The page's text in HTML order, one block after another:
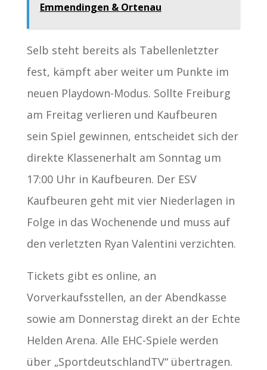
Emmendingen & Ortenau
Selb steht bereits als Tabellenletzter
fest, kämpft aber weiter um Punkte im
neuen Playdown-Modus. Sollte Freiburg
am Freitag verlieren und Kaufbeuren
sein Spiel gewinnen, entscheidet sich der
direkte Klassenerhalt am Sonntag um
17:00 Uhr in Kaufbeuren. Der ESV
Kaufbeuren geht mit vier Niederlagen in
Folge in das Wochenende und muss auf
den verletzten Ryan Valentini verzichten.
Tickets gibt es online, an
Vorverkaufsstellen, an der Abendkasse
sowie am Donnerstag direkt an der Echte
Helden Arena. Alle EHC-Spiele werden
über „SportdeutschlandTV“ übertragen.